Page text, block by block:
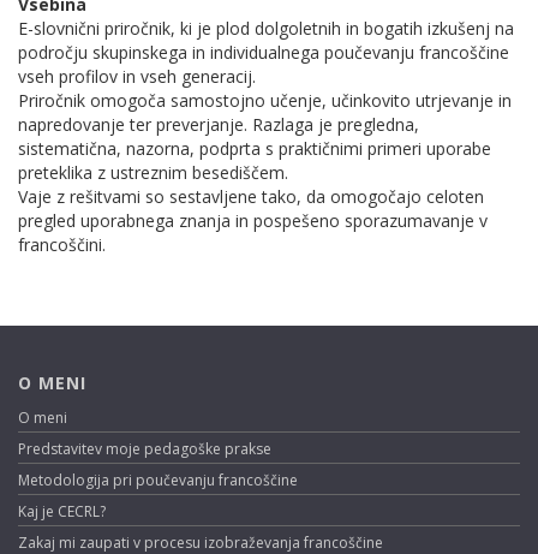
E-slovnični priročnik, ki je plod dolgoletnih in bogatih izkušenj na
področju skupinskega in individualnega poučevanju francoščine
vseh profilov in vseh generacij.
Priročnik omogoča samostojno učenje, učinkovito utrjevanje in
napredovanje ter preverjanje. Razlaga je pregledna,
sistematična, nazorna, podprta s praktičnimi primeri uporabe
preteklika z ustreznim besediščem.
Vaje z rešitvami so sestavljene tako, da omogočajo celoten
pregled uporabnega znanja in pospešeno sporazumavanje v
francoščini.
O MENI
O meni
Predstavitev moje pedagoške prakse
Metodologija pri poučevanju francoščine
Kaj je CECRL?
Zakaj mi zaupati v procesu izobraževanja francoščine